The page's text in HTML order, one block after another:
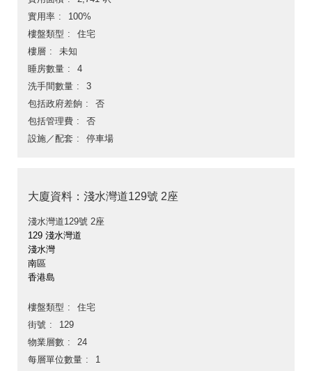
實用率
100%
樓盤類型
住宅
樓層
未知
睡房數量
4
洗手間數量
3
包括政府差餉
否
包括管理費
否
設施／配套
停車場
大廈資料：淺水灣道129號 2座
淺水灣道129號 2座
129 淺水灣道
淺水灣
南區
香港島
樓盤類型
住宅
街號
129
物業層數
24
每層單位數量
1